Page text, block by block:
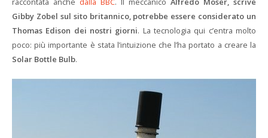
Gibby Zobel sul sito britannico, potrebbe essere considerato un
Thomas Edison dei nostri giorni. La tecnologia qui c’entra molto
poco: più importante è stata l’intuizione che l’ha portato a creare la
Solar Bottle Bulb.